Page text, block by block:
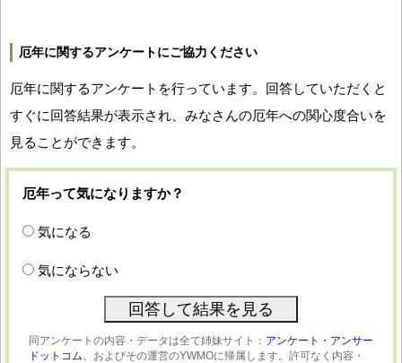
厄年に関するアンケートにご協力ください
厄年に関するアンケートを行っています。回答していただくと
すぐに回答結果が表示され、みなさんの厄年への関心度合いを
見ることができます。
厄年って気になりますか？
気になる
気にならない
同アンケートの内容・データは全て姉妹サイト： アンケート・アンサー
ドットコム、 およびその運営のYWMOに帰属します。許可なく内容・